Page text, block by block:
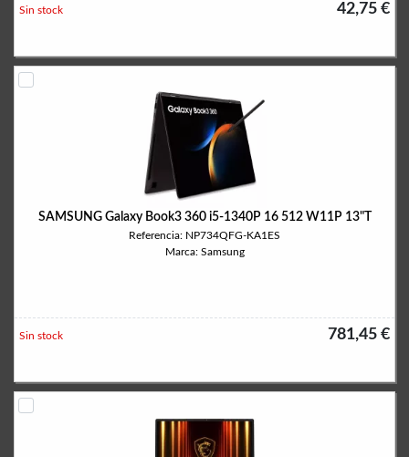
42,75 €
Sin stock
SAMSUNG Galaxy Book3 360 i5-1340P 16 512 W11P 13"T
Referencia: NP734QFG-KA1ES
Marca: Samsung
781,45 €
Sin stock